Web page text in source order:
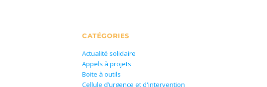
CATÉGORIES
Actualité solidaire
Appels à projets
Boite à outils
Cellule d’urgence et d'intervention